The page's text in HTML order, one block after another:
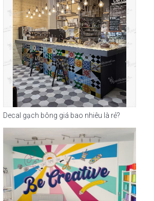
Decal gạch bông giá bao nhiêu là rẻ?